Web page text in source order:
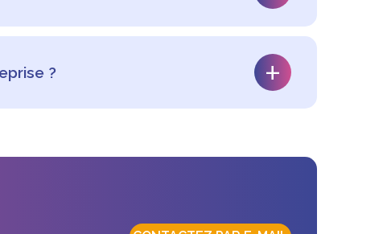
durée minimale de 17 semaines, entre la
?